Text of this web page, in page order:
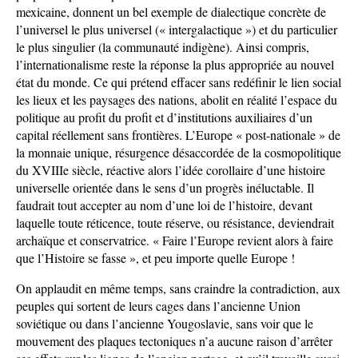
mexicaine, donnent un bel exemple de dialectique concrète de
l’universel le plus universel (« intergalactique ») et du particulier
le plus singulier (la communauté indigène). Ainsi compris,
l’internationalisme reste la réponse la plus appropriée au nouvel
état du monde. Ce qui prétend effacer sans redéfinir le lien social
les lieux et les paysages des nations, abolit en réalité l’espace du
politique au profit du profit et d’institutions auxiliaires d’un
capital réellement sans frontières. L’Europe « post-nationale » de
la monnaie unique, résurgence désaccordée de la cosmopolitique
du XVIIIe siècle, réactive alors l’idée corollaire d’une histoire
universelle orientée dans le sens d’un progrès inéluctable. Il
faudrait tout accepter au nom d’une loi de l’histoire, devant
laquelle toute réticence, toute réserve, ou résistance, deviendrait
archaïque et conservatrice. « Faire l’Europe revient alors à faire
que l’Histoire se fasse », et peu importe quelle Europe !
On applaudit en même temps, sans craindre la contradiction, aux
peuples qui sortent de leurs cages dans l’ancienne Union
soviétique ou dans l’ancienne Yougoslavie, sans voir que le
mouvement des plaques tectoniques n’a aucune raison d’arrêter